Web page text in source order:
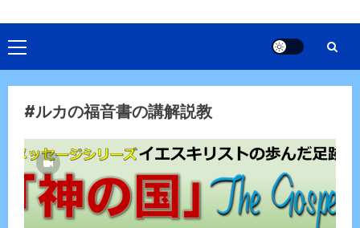
Primary
Menu
#ルカの福音書の講解説教